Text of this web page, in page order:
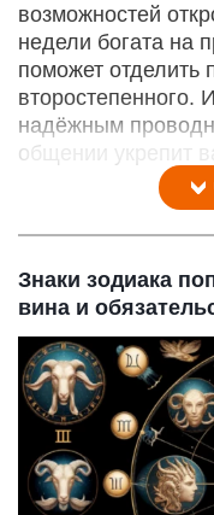
возможностей
недели богата на
поможет отделить
второстепенного.
надёжным
общении укрепит
Знаки зодиака
вина и